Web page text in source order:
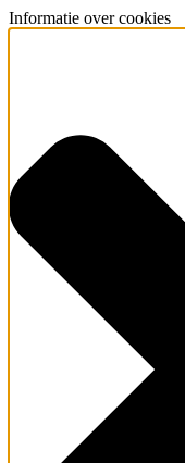
Informatie over cookies